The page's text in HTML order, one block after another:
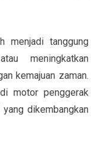
menjadi tanggung
meningkatkan
kemajuan zaman.
motor penggerak
dikembangkan